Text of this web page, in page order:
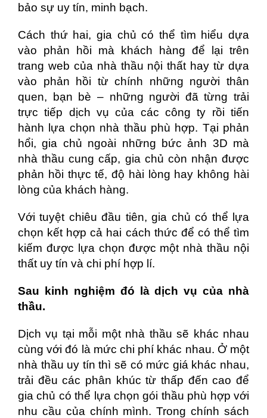
bảo sự uy tín, minh bạch.
Cách thứ hai, gia chủ có thể tìm hiểu dựa
vào phản hồi mà khách hàng để lại trên
trang web của nhà thầu nội thất hay từ dựa
vào phản hồi từ chính những người thân
quen, bạn bè – những người đã từng trải
trực tiếp dịch vụ của các công ty rồi tiến
hành lựa chọn nhà thầu phù hợp. Tại phản
hổi, gia chủ ngoài những bức ảnh 3D mà
nhà thầu cung cấp, gia chủ còn nhận được
phản hồi thực tế, độ hài lòng hay không hài
lòng của khách hàng.
Với tuyệt chiêu đầu tiên, gia chủ có thể lựa
chọn kết hợp cả hai cách thức để có thể tìm
kiếm được lựa chọn được một nhà thầu nội
thất uy tín và chi phí hợp lí.
Sau kinh nghiệm đó là dịch vụ của nhà
thầu.
Dịch vụ tại mỗi một nhà thầu sẽ khác nhau
cùng với đó là mức chi phí khác nhau. Ở một
nhà thầu uy tín thì sẽ có mức giá khác nhau,
trải đều các phân khúc từ thấp đến cao để
gia chủ có thể lựa chọn gói thầu phù hợp với
nhu cầu của chính mình. Trong chính sách